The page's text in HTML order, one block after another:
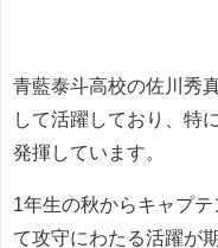
青藍泰斗高校の佐川秀
して活躍しており、特
発揮しています。
1年生の秋からキャプテ
て攻守にわたる活躍が